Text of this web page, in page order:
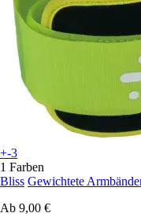
+-3
1 Farben
Bliss Gewichtete
Ab 9,00 €